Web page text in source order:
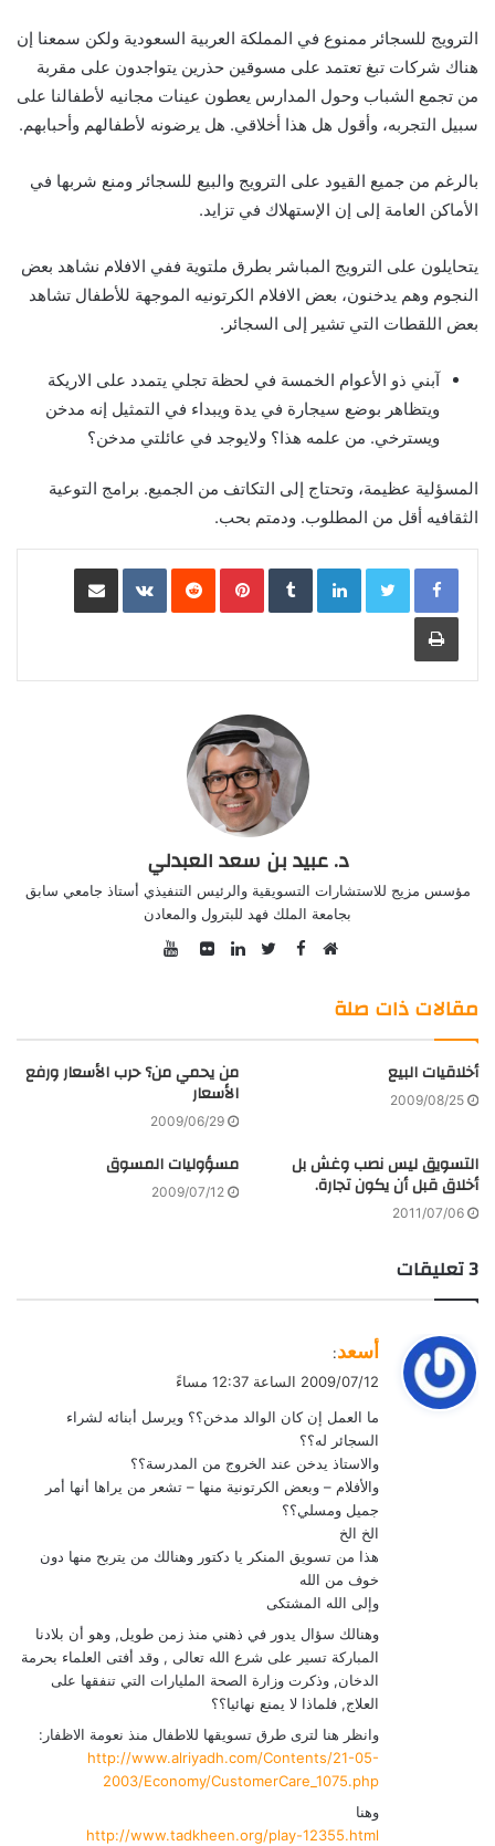
الترويج للسجائر ممنوع في المملكة العربية السعودية ولكن سمعنا إن
هناك شركات تبغ تعتمد على مسوقين حذرين يتواجدون على مقربة
من تجمع الشباب وحول المدارس يعطون عينات مجانيه لأطفالنا على
سبيل التجربه، وأقول هل هذا أخلاقي. هل يرضونه لأطفالهم وأحبابهم.
بالرغم من جميع القيود على الترويج والبيع للسجائر ومنع شربها في
الأماكن العامة إلى إن الإستهلاك في تزايد.
يتحايلون على الترويج المباشر بطرق ملتوية ففي الافلام نشاهد بعض
النجوم وهم يدخنون، بعض الافلام الكرتونيه الموجهة للأطفال تشاهد
بعض اللقطات التي تشير إلى السجائر.
آبني ذو الأعوام الخمسة في لحظة تجلي يتمدد على الاريكة
ويتظاهر بوضع سيجارة في يدة ويبداء في التمثيل إنه مدخن
ويسترخي. من علمه هذا؟ ولايوجد في عائلتي مدخن؟
المسؤلية عظيمة، وتحتاج إلى التكاتف من الجميع. برامج التوعية
الثقافيه أقل من المطلوب. ودمتم بحب.
LinkedIn
Pinterest مشاركة عبر البريد
طباعة
د. عبيد بن سعد العبدلي
مؤسس مزيج للاستشارات التسويقية والرئيس التنفيذي أستاذ جامعي سابق
بجامعة الملك فهد للبترول والمعادن
Facebook
مقالات ذات صلة
أخلاقيات البيع
2009/08/25
من يحمي من؟ حرب الأسعار ورفع
الأسعار
2009/06/29
التسويق ليس نصب وغش بل
أخلاق قبل أن يكون تجارة.
2011/07/06
مسؤوليات المسوق
2009/07/12
‫3 تعليقات
ي
ق
ل
أسعد:
2009/07/12 الساعة 12:37 مساءً
ما العمل إن كان الوالد مدخن؟؟ ويرسل أبنائه لشراء
السجائر له؟؟
والاستاذ يدخن عند الخروج من المدرسة؟؟
والأفلام – وبعض الكرتونية منها – تشعر من يراها أنها أمر
جميل ومسلي؟؟
الخ الخ
هذا من تسويق المنكر يا دكتور وهنالك من يتربح منها دون
خوف من الله
وإلى الله المشتكى
وهنالك سؤال يدور في ذهني منذ زمن طويل, وهو أن بلادنا
المباركة تسير على شرع الله تعالى , وقد أفتى العلماء بحرمة
الدخان, وذكرت وزارة الصحة المليارات التي تنفقها على
العلاج, فلماذا لا يمنع نهائيا؟؟
وانظر هنا لترى طرق تسويقها للاطفال منذ نعومة الاظفار:
http://www.alriyadh.com/Contents/21-05-
2003/Economy/CustomerCare_1075.php
وهنا
http://www.tadkheen.org/play-12355.html